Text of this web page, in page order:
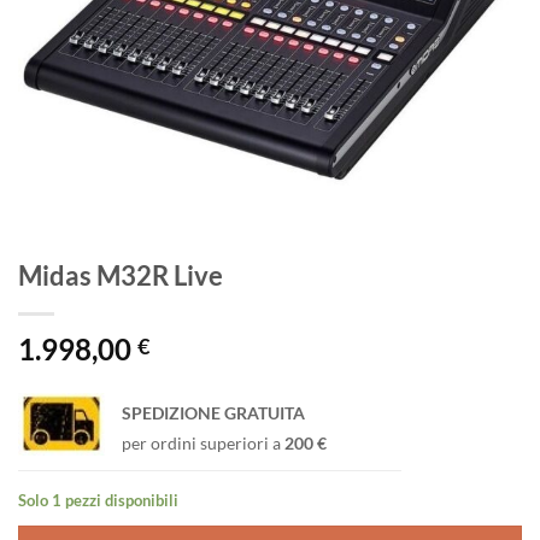
Midas M32R Live
1.998,00 €
SPEDIZIONE GRATUITA
per ordini superiori a200 €
Solo 1 pezzi disponibili